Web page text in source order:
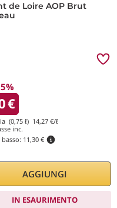
de Loire AOP Brut
€
(0,75 ℓ) 14,27 €/ℓ
inc.
11,30 €
AGGIUNGI
IN ESAURIMENTO